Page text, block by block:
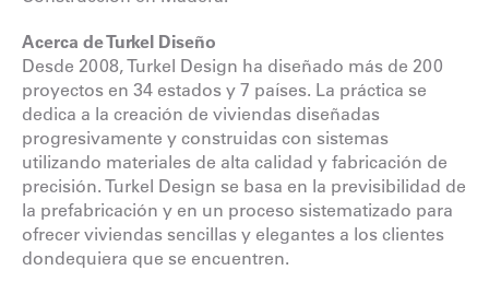
Acerca de Turkel Diseño
Desde 2008, Turkel Design ha diseñado más de 200
proyectos en 34 estados y 7 países. La práctica se
dedica a la creación de viviendas diseñadas
progresivamente y construidas con sistemas
utilizando materiales de alta calidad y fabricación de
precisión. Turkel Design se basa en la previsibilidad de
la prefabricación y en un proceso sistematizado para
ofrecer viviendas sencillas y elegantes a los clientes
dondequiera que se encuentren.